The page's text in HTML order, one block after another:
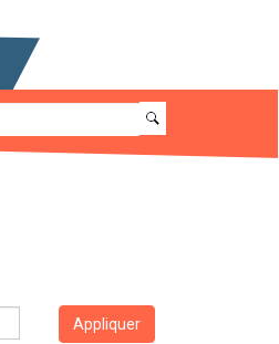
Recherche
Appliquer